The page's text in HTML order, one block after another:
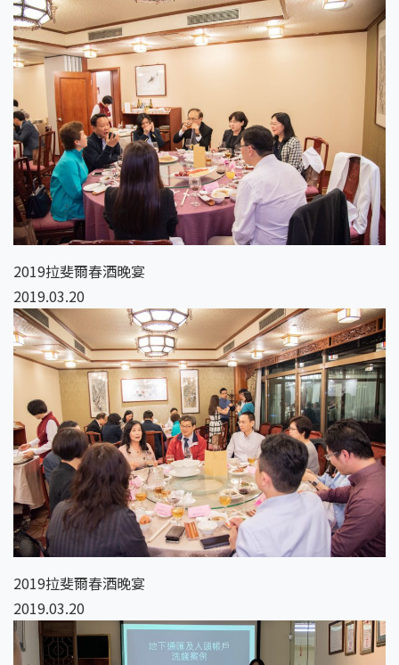
2019拉斐爾春酒晚宴
2019.03.20
2019拉斐爾春酒晚宴
2019.03.20